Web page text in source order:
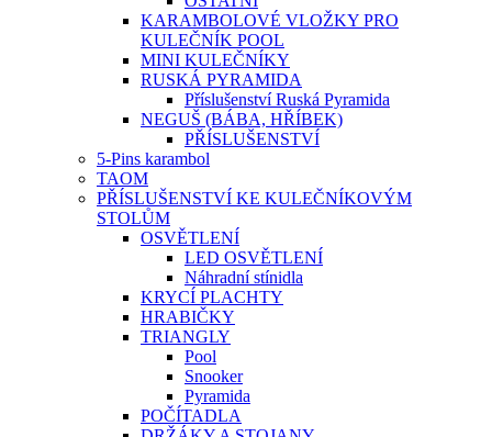
KARAMBOLOVÉ VLOŽKY PRO
KULEČNÍK POOL
MINI KULEČNÍKY
RUSKÁ PYRAMIDA
Příslušenství Ruská Pyramida
NEGUŠ (BÁBA, HŘÍBEK)
PŘÍSLUŠENSTVÍ
5-Pins karambol
TAOM
PŘÍSLUŠENSTVÍ KE KULEČNÍKOVÝM
STOLŮM
OSVĚTLENÍ
LED OSVĚTLENÍ
Náhradní stínidla
KRYCÍ PLACHTY
HRABIČKY
TRIANGLY
Pool
Snooker
Pyramida
POČÍTADLA